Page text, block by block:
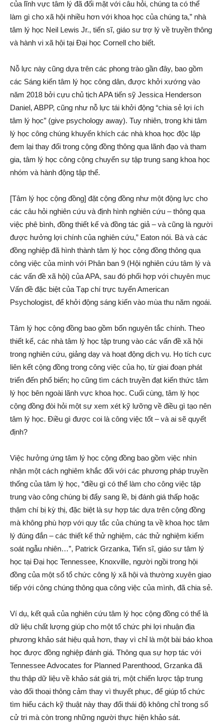
của lĩnh vực tâm lý đã đối mặt với câu hỏi, chúng ta có thể
làm gì cho xã hội nhiều hơn với khoa học của chúng ta,” nhà
tâm lý học Neil Lewis Jr., tiến sĩ, giáo sư trợ lý về truyền thông
và hành vi xã hội tại Đại học Cornell cho biết.
Nỗ lực này cũng dựa trên các phong trào gần đây, bao gồm
các Sáng kiến tâm lý học công dân, được khởi xướng vào
năm 2018 bởi cựu chủ tịch APA tiến sỹ Jessica Henderson
Daniel, ABPP, cũng như nỗ lực tái khởi động “chia sẻ lợi ích
tâm lý học” (give psychology away). Tuy nhiên, trong khi tâm
lý học công chúng khuyến khích các nhà khoa học độc lập
đem lại thay đổi trong cộng đồng thông qua lãnh đạo và tham
gia, tâm lý học công cộng chuyển sự tập trung sang khoa học
nhóm và hành động tập thể.
[Tâm lý học cộng đồng] đặt cộng đồng như một động lực cho
các câu hỏi nghiên cứu và định hình nghiên cứu – thông qua
việc phê bình, đồng thiết kế và đồng tác giả – và cũng là người
được hưởng lợi chính của nghiên cứu,” Eaton nói. Bà và các
đồng nghiệp đã hình thành tâm lý học cộng đồng thông qua
công việc của mình với Phân ban 9 (Hội nghiên cứu tâm lý và
các vấn đề xã hội) của APA, sau đó phối hợp với chuyên mục
Vấn đề đặc biệt của Tạp chí trực tuyến American
Psychologist, để khởi động sáng kiến ​​vào mùa thu năm ngoái.
Tâm lý học cộng đồng bao gồm bốn nguyên tắc chính. Theo
thiết kế, các nhà tâm lý học tập trung vào các vấn đề xã hội
trong nghiên cứu, giảng dạy và hoạt động dịch vụ. Họ tích cực
liên kết cộng đồng trong công việc của họ, từ giai đoạn phát
triển đến phổ biến; họ cũng tìm cách truyền đạt kiến thức tâm
lý học bên ngoài lãnh vực khoa học. Cuối cùng, tâm lý học
cộng đồng đòi hỏi một sự xem xét kỹ lưỡng về điều gì tạo nên
tâm lý học. Điều gì được coi là công việc tốt – và ai sẽ quyết
định?
Việc hưởng ứng tâm lý học cộng đồng bao gồm việc nhìn
nhận một cách nghiêm khắc đối với các phương pháp truyền
thống của tâm lý học, “điều gì có thể làm cho công việc tập
trung vào công chúng bị đẩy sang lề, bị đánh giá thấp hoặc
thậm chí bị kỳ thị, đặc biệt là sự hợp tác dựa trên cộng đồng
mà không phù hợp với quy tắc của chúng ta về khoa học tâm
lý đúng đắn – các thiết kế thử nghiệm, các thử nghiệm kiểm
soát ngẫu nhiên…”, Patrick Grzanka, Tiến sĩ, giáo sư tâm lý
học tại Đại học Tennessee, Knoxville, người ngồi trong hội
đồng của một số tổ chức công lý xã hội và thường xuyên giao
tiếp với công chúng thông qua công việc của mình, đã chia sẻ.
Ví dụ, kết quả của nghiên cứu tâm lý học cộng đồng có thể là
dữ liệu chất lượng giúp cho một tổ chức phi lợi nhuận địa
phương khảo sát hiệu quả hơn, thay vì chỉ là một bài báo khoa
học được đồng nghiệp đánh giá. Thông qua sự hợp tác với
Tennessee Advocates for Planned Parenthood, Grzanka đã
thu thập dữ liệu về khảo sát giá trị, một chiến lược tập trung
vào đối thoại thông cảm thay vì thuyết phục, để giúp tổ chức
tìm hiểu cách kỹ thuật này thay đổi thái độ không chỉ trong số
cử tri mà còn trong những người thực hiện khảo sát.